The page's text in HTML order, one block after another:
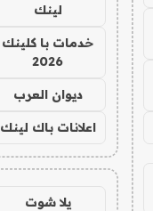
لينك
خدمات با كلينك
2026
ديوان العرب
اعلانات باك لينك
يلا شوت